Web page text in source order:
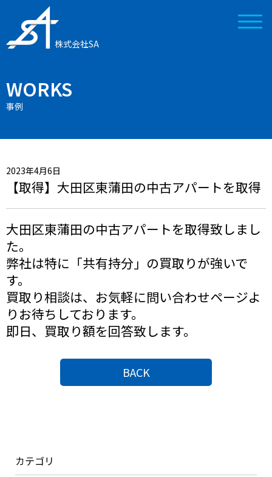
株式会社SA
WORKS
事例
2023年4月6日
【取得】大田区東蒲田の中古アパートを取得
大田区東蒲田の中古アパートを取得致しまし
た。
弊社は特に「共有持分」の買取りが強いで
す。
買取り相談は、お気軽に問い合わせページよ
りお待ちしております。
即日、買取り額を回答致します。
BACK
カテゴリ